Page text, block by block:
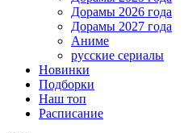
Дорамы 2026 года
Дорамы 2027 года
Аниме
русские сериалы
Новинки
Подборки
Наш топ
Расписание